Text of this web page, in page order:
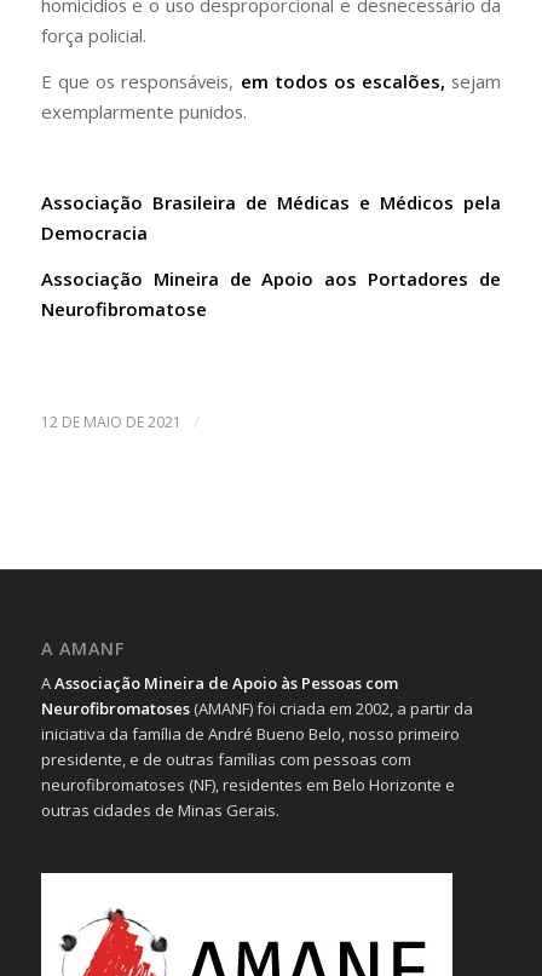
homicídios e o uso desproporcional e desnecessário da
força policial.
E que os responsáveis, em todos os escalões, sejam
exemplarmente punidos.
Associação Brasileira de Médicas e Médicos pela
Democracia
Associação Mineira de Apoio aos Portadores de
Neurofibromatose
12 DE MAIO DE 2021 /
A AMANF
AAssociação Mineira de Apoio às Pessoas com
Neurofibromatoses(AMANF) foi criada em 2002, a partir da
iniciativa da família de André Bueno Belo, nosso primeiro
presidente, e de outras famílias com pessoas com
neurofibromatoses (NF), residentes em Belo Horizonte e
outras cidades de Minas Gerais.